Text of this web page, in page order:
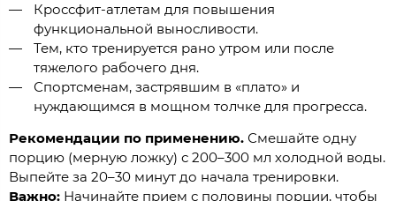
Кроссфит-атлетам для повышения
функциональной выносливости.
Тем, кто тренируется рано утром или после
тяжелого рабочего дня.
Спортсменам, застрявшим в «плато» и
нуждающимся в мощном толчке для прогресса.
Рекомендации по применению. Смешайте одну
порцию (мерную ложку) с 200–300 мл холодной воды.
Выпейте за 20–30 минут до начала тренировки.
Важно: Начинайте прием с половины порции, чтобы